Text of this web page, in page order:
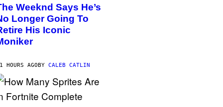
Weeknd Says He’s
Longer Going To
His Iconic
HOURS AGOBY CALEB CATLIN